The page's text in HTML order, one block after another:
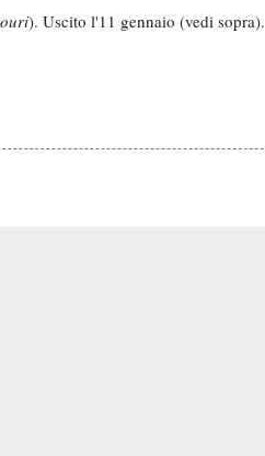
). Uscito l'11 gennaio (vedi sopra).